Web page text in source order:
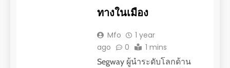
ทางในเมือง
Mfo
1 year
ago
0 1 mins
Segway ผู้นำระดับโลกด้าน